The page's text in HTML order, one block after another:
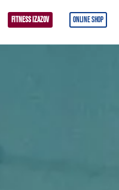
FITNESS IZAZOV ONLINE SHOP